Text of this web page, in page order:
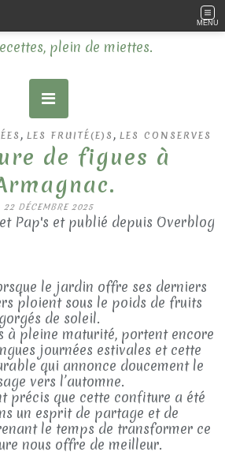
MENU
, LES FRUITÉ(E)S , LES CONSERVES
de figues à
22 DÉCEMBRE 2025
Pap's et publié depuis Overblog
le jardin offre ses derniers
ploient sous le poids de fruits
gorgés de soleil.
à pleine maturité, portent encore
journées estivales et cette
qui annonce doucement le
vers l’automne.
précis que cette confiture a été
un esprit de partage et de
le temps de transformer ce
nous offre de meilleur.